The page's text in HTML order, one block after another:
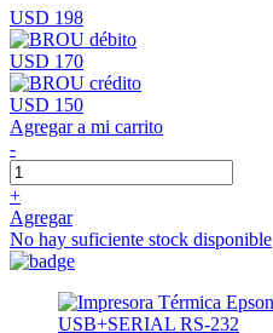
USD 198
USD 170
USD 150
Agregar a mi carrito
-
+
Agregar
No hay suficiente stock disponible